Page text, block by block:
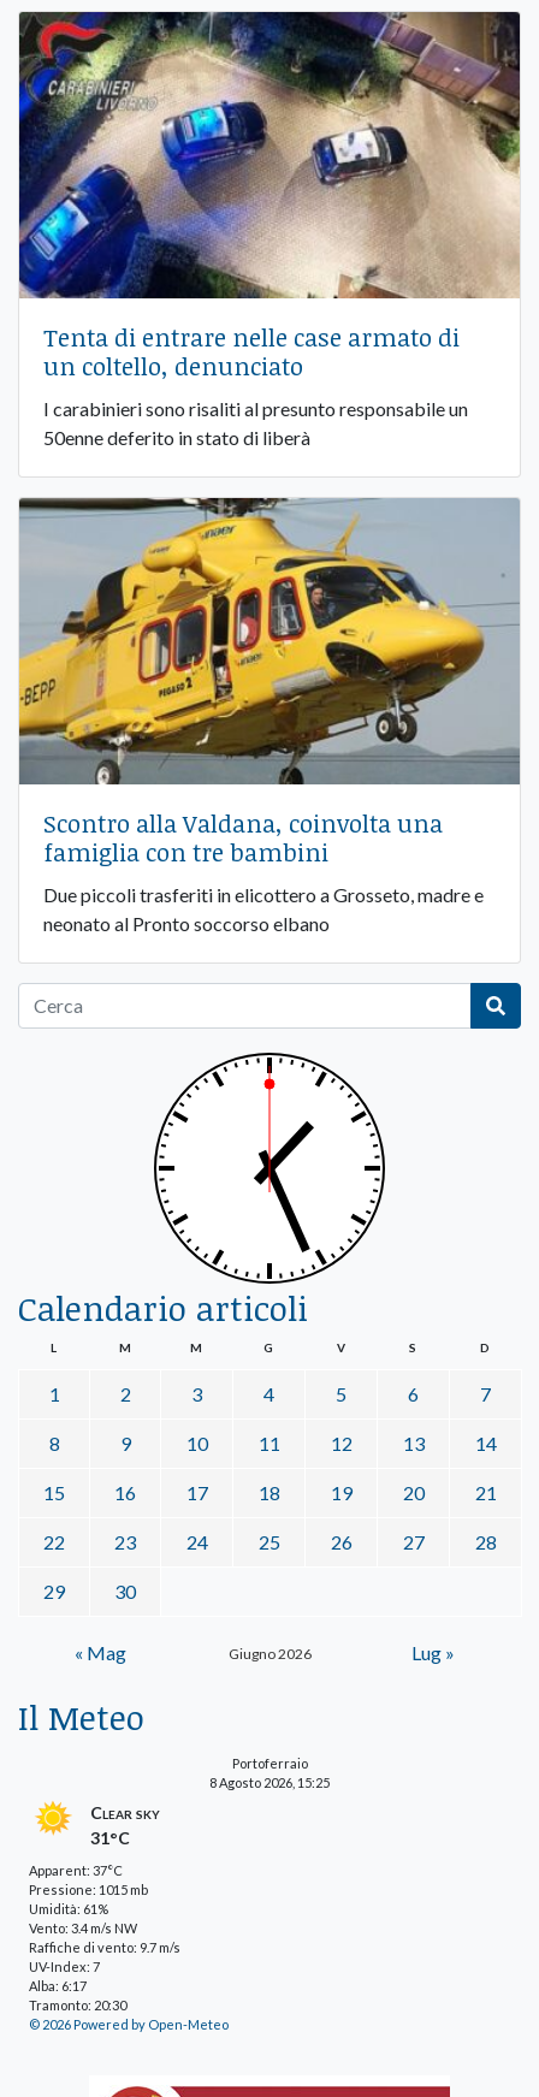
Tenta di entrare nelle case armato di
un coltello, denunciato
I carabinieri sono risaliti al presunto responsabile un
50enne deferito in stato di liberà
Scontro alla Valdana, coinvolta una
famiglia con tre bambini
Due piccoli trasferiti in elicottero a Grosseto, madre e
neonato al Pronto soccorso elbano
Calendario articoli
Giugno 2026
L M M G V S D
1 2 3 4 5 6 7
8 9 10 11 12 13 14
15 16 17 18 19 20 21
22 23 24 25 26 27 28
29 30
« Mag Lug »
Il Meteo
Portoferraio
8 Agosto 2026, 15:25
Clear sky
31°C
Apparent: 37°C
Pressione: 1015 mb
Umidità: 61%
Vento: 3.4 m/s NW
Raffiche di vento: 9.7 m/s
UV-Index: 7
Alba: 6:17
Tramonto: 20:30
© 2026 Powered by Open-Meteo